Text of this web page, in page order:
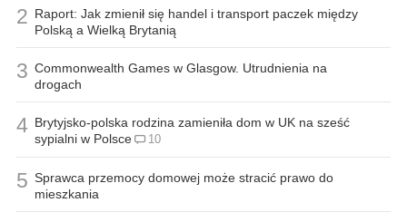
2 Raport: Jak zmienił się handel i transport paczek między
Polską a Wielką Brytanią
3 Commonwealth Games w Glasgow. Utrudnienia na
drogach
4 Brytyjsko-polska rodzina zamieniła dom w UK na sześć
sypialni w Polsce
10
5 Sprawca przemocy domowej może stracić prawo do
mieszkania